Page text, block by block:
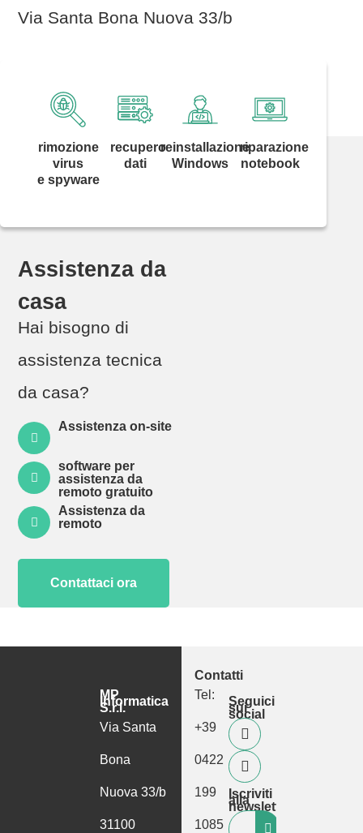
Via Santa Bona Nuova 33/b
rimozione
virus
e spyware
recupero
dati
reinstallazione
Windows
riparazione
notebook
Assistenza da
casa
Hai bisogno di
assistenza tecnica
da casa?
Assistenza on-site
software per
assistenza da
remoto gratuito
Assistenza da
remoto
Contattaci ora
MP
Informatica
S.r.l.
Via Santa
Bona
Nuova 33/b
31100
Contatti
Tel:
+39
0422
199
1085
Seguici
sui
social
Iscriviti
alla
newsletter